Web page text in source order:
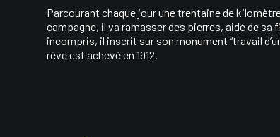
Parcourant chaque jour une trentaine de
campagne, il va ramasser des pierres, aidé de
incompris, il inscrit sur son monument “travail
rêve est achevé en 1912.